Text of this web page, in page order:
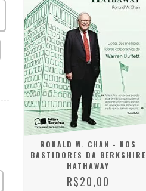
RONALD W. CHAN - NOS
BASTIDORES DA BERKSHIRE
HATHAWAY
R$20,00